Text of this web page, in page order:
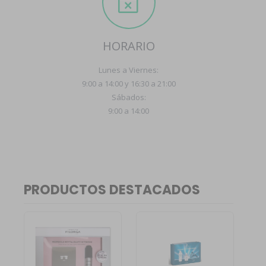
HORARIO
Lunes a Viernes:
9:00 a 14:00 y 16:30 a 21:00
Sábados:
9:00 a 14:00